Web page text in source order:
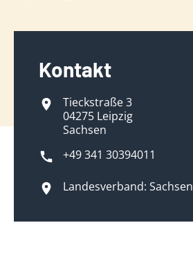
Kontakt
Tieckstraße 3
04275 Leipzig
Sachsen
+49 341 30394011
Landesverband: Sachsen